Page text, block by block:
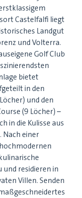
Castelfalfi liegt
Landgut
und Volterra.
Golf Club
bietet
in den
und den
(9 Löcher) –
in die Kulisse aus
Nach einer
residieren in
Villen. Senden